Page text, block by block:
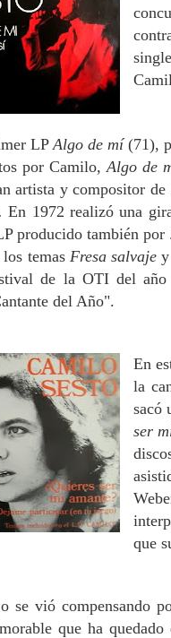
single
LPAlgo de mí(71),
por Camilo,Algo de
artista y compositor
En 1972 realizó una
producido también por
temas Fresa salvajey
de la OTI del año
del Año".
En
la
sacó
ser
que
se vió compensando
que ha